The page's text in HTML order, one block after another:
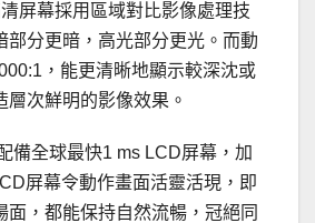
屏幕採用區域對比影像處理技
部分更暗，高光部分更光。而動
，能更清晰地顯示較深沈或
層次鮮明的影像效果。
備全球最快1 ms LCD屏幕，加
屏幕令動作畫面活靈活現，即
面，都能保持自然流暢，冠絕同